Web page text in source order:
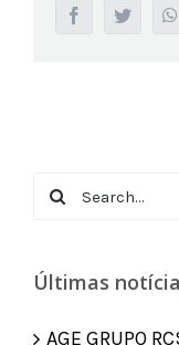
facebooktwitter
Search
Últimas
AGE GRUPO